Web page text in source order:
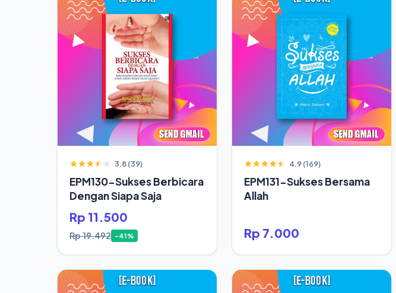
3.8 (39)
EPM130-Sukses Berbicara
Dengan Siapa Saja
Rp 11.500
Rp 19.492 -41%
4.9 (169)
EPM131-Sukses Bersama
Allah
Rp 7.000